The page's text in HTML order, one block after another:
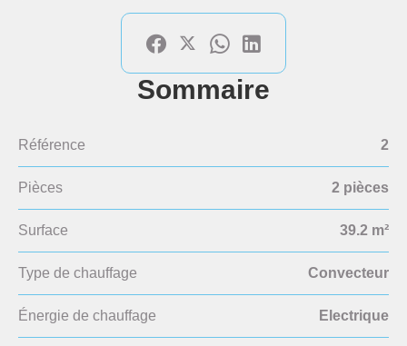
Sommaire
Référence 2
Pièces 2 pièces
Surface 39.2 m²
Type de chauffage Convecteur
Énergie de chauffage Electrique